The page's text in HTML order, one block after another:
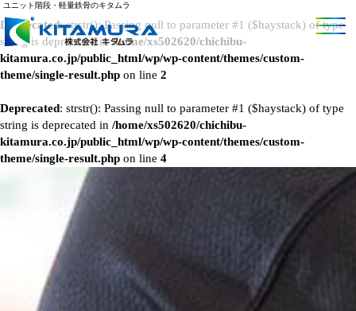
Deprecated: strstr(): Passing null to parameter #1 ($haystack) of type
string is deprecated in/home/xs502620/chichibu-
kitamura.co.jp/public_html/wp/wp-content/themes/custom-
theme/single-result.php on line 2
Deprecated: strstr(): Passing null to parameter #1 ($haystack) of type
string is deprecated in /home/xs502620/chichibu-
kitamura.co.jp/public_html/wp/wp-content/themes/custom-
theme/single-result.php on line 4
ユニット階段・軽量鉄骨のキタムラ